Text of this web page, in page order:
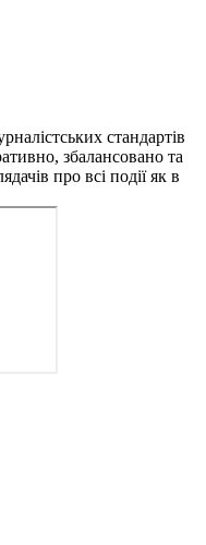
стандартів
збалансовано та
про всі події як в